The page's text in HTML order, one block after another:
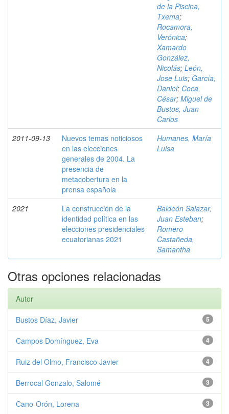
de la Piscina,
Txema;
Rocamora,
Verónica;
Xamardo
González,
Nicolás; León,
Jose Luis; García,
Daniel; Coca,
César; Miguel de
Bustos, Juan
Carlos
2011-09-13
Nuevos temas noticiosos
en las elecciones
generales de 2004. La
presencia de
metacobertura en la
prensa española
Humanes, María
Luisa
2021
La construcción de la
identidad política en las
elecciones presidenciales
ecuatorianas 2021
Baldeón Salazar,
Juan Esteban;
Romero
Castañeda,
Samantha
Otras opciones relacionadas
Autor
5
Bustos Díaz, Javier
4
Campos Domínguez, Eva
4
Ruiz del Olmo, Francisco Javier
3
Berrocal Gonzalo, Salomé
3
Cano-Orón, Lorena